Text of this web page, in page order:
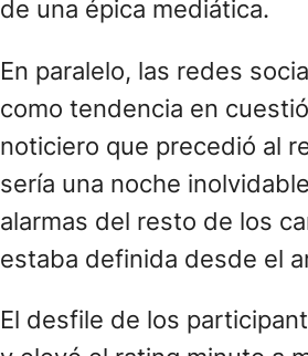
de una épica mediática.
En paralelo, las redes
como tendencia en
noticiero que precedió al
sería una noche
alarmas del resto de los
estaba definida desde el
El desfile de los